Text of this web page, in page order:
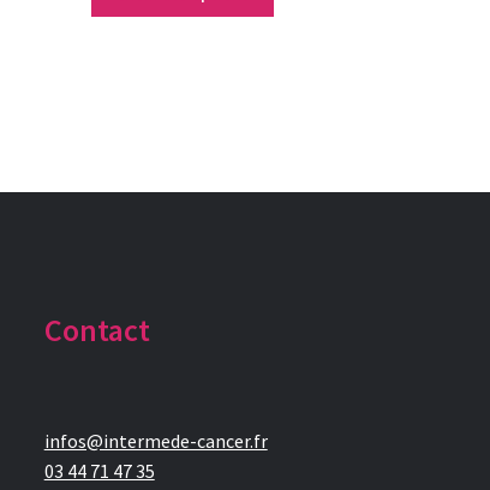
Contact
infos@intermede-cancer.fr
03 44 71 47 35